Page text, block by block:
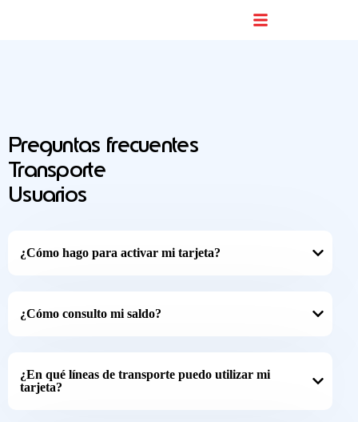
Preguntas frecuentes
Transporte
Usuarios
¿Cómo hago para activar mi tarjeta?
¿Cómo consulto mi saldo?
¿En qué líneas de transporte puedo utilizar mi
tarjeta?